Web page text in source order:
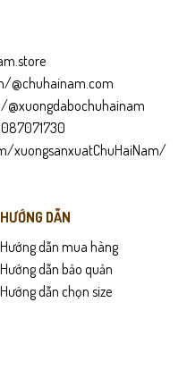
@chuhainam.com
xuongsanxuatChuHaiNam/
HƯỚNG DẪN
Hướng dẫn mua hàng
Hướng dẫn bảo quản
Hướng dẫn chọn size